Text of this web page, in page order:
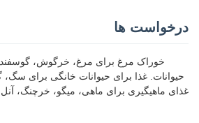
درخواست ها
خوراک مرغ برای مرغ، خرگوش،
حیوانات. غذا برای حیوانات خانگی برای سگ،
غذای ماهیگیری برای ماهی، میگو، خرچنگ،